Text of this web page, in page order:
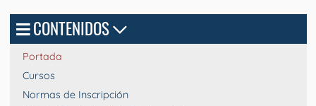
CONTENIDOS
Portada
Cursos
Normas de Inscripción